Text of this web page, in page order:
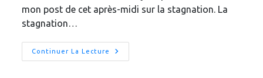
mon post de cet après-midi sur la stagnation. La
stagnation…
Continuer La Lecture
Après
La